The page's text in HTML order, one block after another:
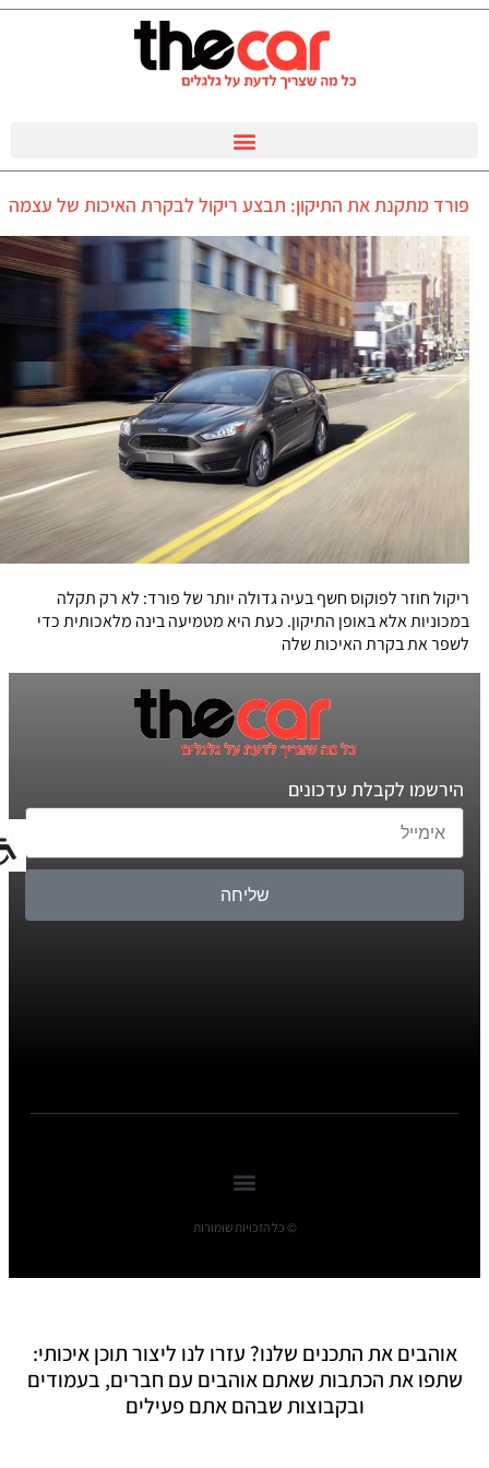
פורד מתקנת את התיקון: תבצע ריקול לבקרת האיכות של עצמה
ריקול חוזר לפוקוס חשף בעיה גדולה יותר של פורד: לא רק תקלה
במכוניות אלא באופן התיקון. כעת היא מטמיעה בינה מלאכותית כדי
לשפר את בקרת האיכות שלה
הירשמו לקבלת עדכונים
שליחה
© כל הזכויות שומורות
אוהבים את התכנים שלנו? עזרו לנו ליצור תוכן איכותי:
שתפו את הכתבות שאתם אוהבים עם חברים, בעמודים
ובקבוצות שבהם אתם פעילים